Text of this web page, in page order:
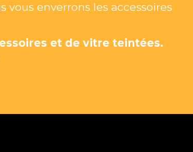
enverrons les accessoires
et de vitre teintées.